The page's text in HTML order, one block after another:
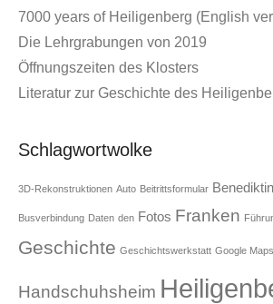
7000 years of Heiligenberg (English
Die Lehrgrabungen von 2019
Öffnungszeiten des Klosters
Literatur zur Geschichte des
Schlagwortwolke
3D-Rekonstruktionen Auto Beitrittsformular
Busverbindung Daten den Fotos Franken
Geschichte Geschichtswerkstatt Google Maps
Handschuhsheim